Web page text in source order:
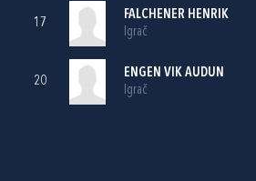
17
FALCHENER HENRIK
Igrač
20
ENGEN VIK AUDUN
Igrač